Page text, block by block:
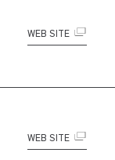
WEB SITE
WEB SITE